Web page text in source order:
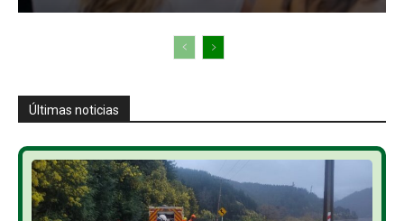
Últimas noticias